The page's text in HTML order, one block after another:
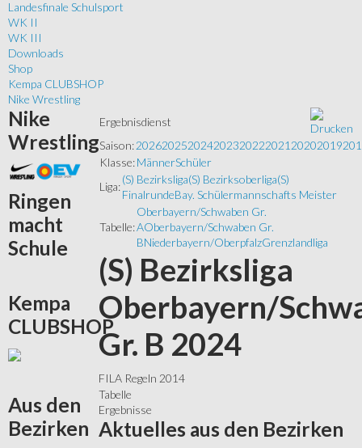
Landesfinale Schulsport
WK II
WK III
Downloads
Shop
Kempa CLUBSHOP
Nike Wrestling
Ergebnisdienst
Saison:202620252024202320222021 20202019
Klasse:MännerSchüler
Liga:
(S) Bezirksliga(S) Bezirksoberliga(S)
FinalrundeBay. Schülermannschafts Meister
Tabelle:
Oberbayern/Schwaben Gr.
AOberbayern/Schwaben Gr.
BNiederbayern/OberpfalzGrenzlandliga
(S) Bezirksliga
Oberbayern/
Gr. B 2024
FILA Regeln 2014
Tabelle
Ergebnisse
Aktuelles aus den Bezirken
Nike
Wrestling
Ringen
macht
Schule
Kempa
CLUBSHOP
Aus den
Bezirken